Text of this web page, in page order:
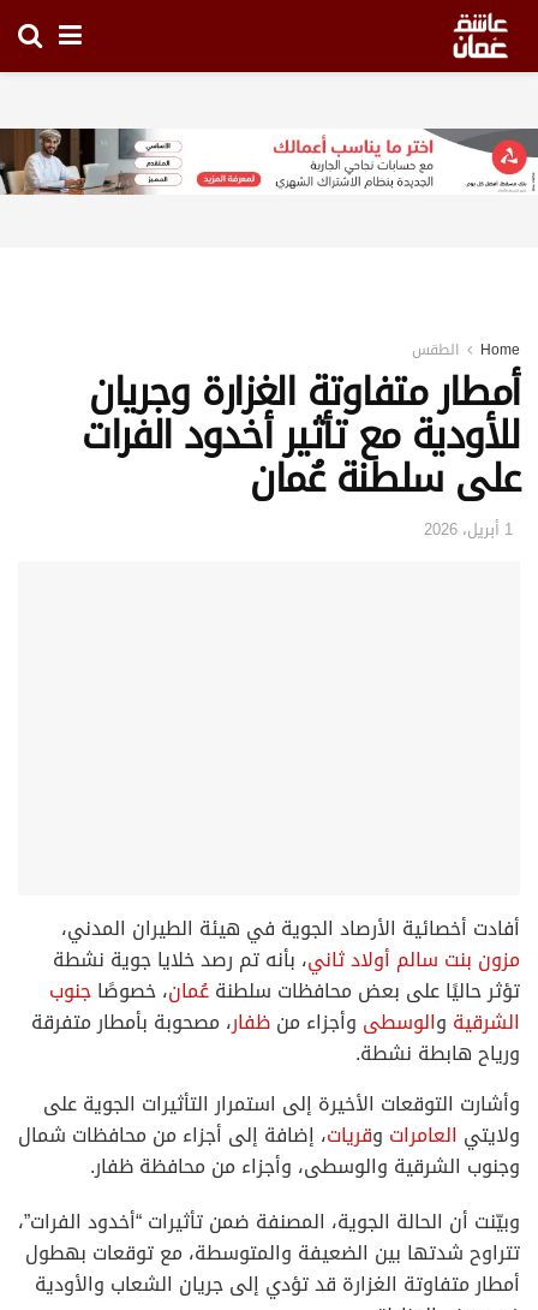
Home الطقس
أمطار متفاوتة الغزارة وجريان
للأودية مع تأثير أخدود الفرات
على سلطنة عُمان
1 أبريل، 2026
أفادت أخصائية الأرصاد الجوية في هيئة الطيران المدني،
مزون بنت سالم أولاد ثاني، بأنه تم رصد خلايا جوية نشطة
تؤثر حاليًا على بعض محافظات سلطنةعُمان، خصوصًاجنوب
الشرقية والوسطى وأجزاء منظفار، مصحوبة بأمطار متفرقة
ورياح هابطة نشطة.
وأشارت التوقعات الأخيرة إلى استمرار التأثيرات الجوية على
ولايتي العامرات وقريات، إضافة إلى أجزاء من محافظات شمال
وجنوب الشرقية والوسطى، وأجزاء من محافظة ظفار.
وبيّنت أن الحالة الجوية، المصنفة ضمن تأثيرات “أخدود الفرات”،
تتراوح شدتها بين الضعيفة والمتوسطة، مع توقعات بهطول
أمطار متفاوتة الغزارة قد تؤدي إلى جريان الشعاب والأودية